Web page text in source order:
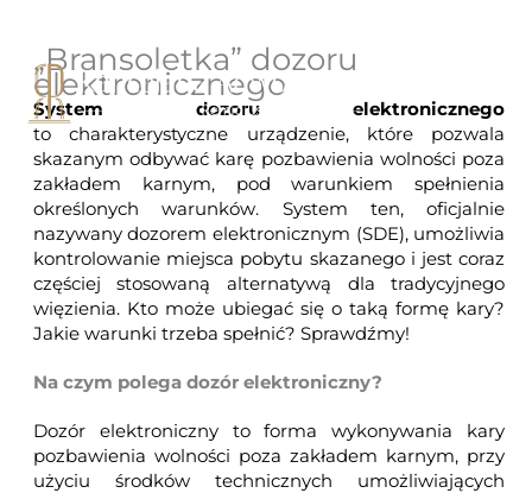
treści„Bransoletka” dozoru
elektronicznego
System dozoru elektronicznego
to charakterystyczne urządzenie, które pozwala
skazanym odbywać karę pozbawienia wolności poza
zakładem karnym, pod warunkiem spełnienia
określonych warunków. System ten, oficjalnie
nazywanydozorem elektronicznym (SDE), umożliwia
kontrolowanie miejsca pobytu skazanego i jest coraz
częściej stosowaną alternatywą dla tradycyjnego
więzienia. Kto może ubiegać się o taką formę kary?
Jakie warunki trzeba spełnić? Sprawdźmy!
Na czym polega dozór elektroniczny?
Dozór elektroniczny to forma wykonywania kary
pozbawienia wolności poza zakładem karnym, przy
użyciu środków technicznych umożliwiających